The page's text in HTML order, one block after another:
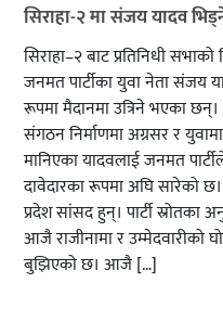
सिराहा-२ मा संजय यादव
सिराहा–२ बाट प्रतिनिधी सभाको
जनमत पार्टीका युवा नेता संजय
रूपमा मैदानमा उत्रिने भएका छन्।
संगठन निर्माणमा अग्रसर र
मानिएका यादवलाई जनमत
दावेदारका रूपमा अघि सारेको
प्रदेश सांसद हुन्। पार्टी स्रोतका
आजै राजीनामा र उम्मेदवारीको
बुझिएको छ। आजै […]